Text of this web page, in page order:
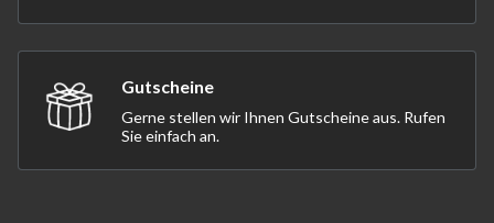
Gutscheine
Gerne stellen wir Ihnen Gutscheine aus. Rufen
Sie einfach an.